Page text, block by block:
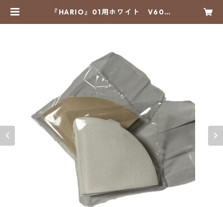
『HARIO』01用ホワイト V60ペ